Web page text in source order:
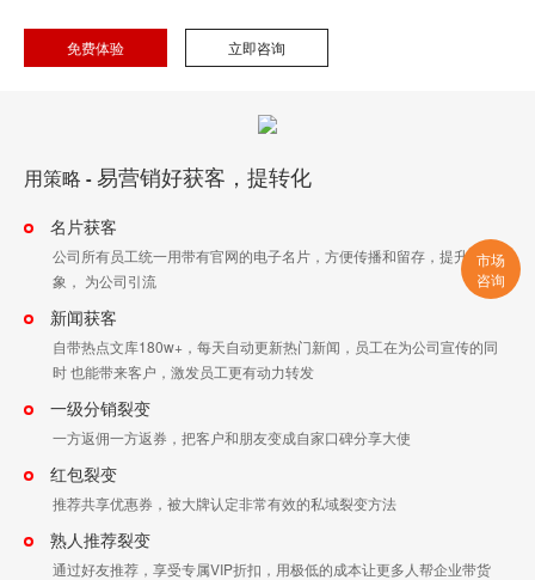
免费体验 立即咨询
用策略 - 易营销好获客，提转化
名片获客
公司所有员工统一用带有官网的电子名片，方便传播和留存，提升品牌形
象， 为公司引流
新闻获客
自带热点文库180w+，每天自动更新热门新闻，员工在为公司宣传的同
时 也能带来客户，激发员工更有动力转发
一级分销裂变
一方返佣一方返券，把客户和朋友变成自家口碑分享大使
红包裂变
推荐共享优惠券，被大牌认定非常有效的私域裂变方法
熟人推荐裂变
通过好友推荐，享受专属VIP折扣，用极低的成本让更多人帮企业带货
市场
咨询